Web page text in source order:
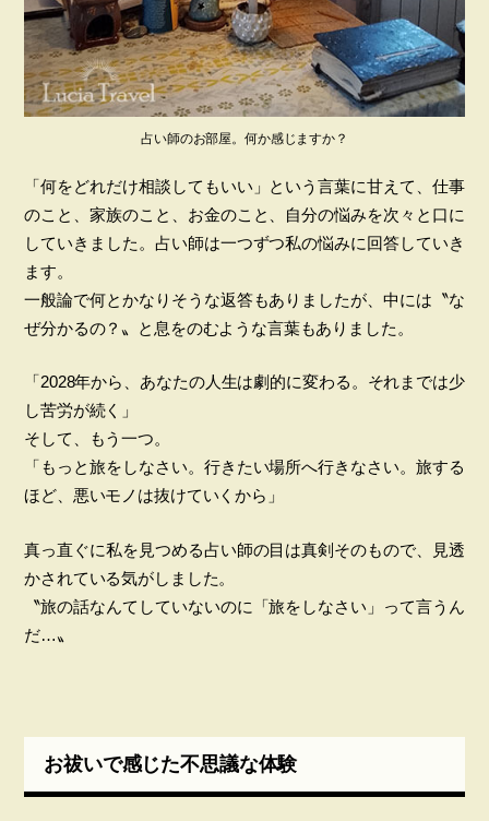
占い師のお部屋。何か感じますか？
「何をどれだけ相談してもいい」という言葉に甘えて、仕事
のこと、家族のこと、お金のこと、自分の悩みを次々と口に
していきました。占い師は一つずつ私の悩みに回答していき
ます。
一般論で何とかなりそうな返答もありましたが、中には〝な
ぜ分かるの？〟と息をのむような言葉もありました。
「2028年から、あなたの人生は劇的に変わる。それまでは少
し苦労が続く」
そして、もう一つ。
「もっと旅をしなさい。行きたい場所へ行きなさい。旅する
ほど、悪いモノは抜けていくから」
真っ直ぐに私を見つめる占い師の目は真剣そのもので、見透
かされている気がしました。
〝旅の話なんてしていないのに「旅をしなさい」って言うん
だ…〟
お祓いで感じた不思議な体験